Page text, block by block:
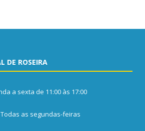
DE ROSEIRA
a sexta de 11:00 às 17:00
as segundas-feiras